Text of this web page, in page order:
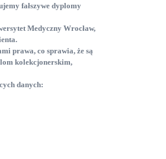
fałszywe dyplomy
Medyczny Wrocław,
prawa, co sprawia, że są
kolekcjonerskim,
danych: